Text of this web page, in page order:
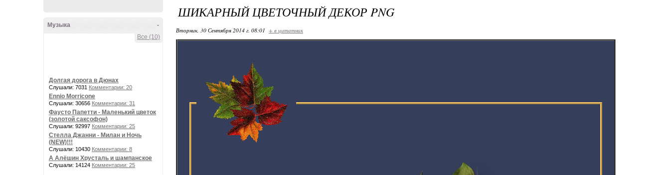
-
Музыка
Все (10)
Долгая дорога в Дюнах
Слушали: 7031 Комментарии: 20
Ennio Morricone
Слушали: 30656 Комментарии: 31
Фаусто Папетти - Маленький цветок
(золотой саксофон)
Слушали: 92997 Комментарии: 25
Стелла Джанни - Милан и Ночь
(NEW)!!!
Слушали: 10430 Комментарии: 8
А Алёшин Хрусталь и шампанское
Слушали: 14124 Комментарии: 25
ШИКАРНЫЙ ЦВЕТОЧНЫЙ ДЕКОР PNG
Вторник, 30 Сентября 2014 г. 08:01 + в цитатник